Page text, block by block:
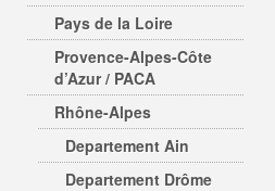
Pays de la Loire
Provence-Alpes-Côte
d’Azur / PACA
Rhône-Alpes
Departement Ain
Departement Drôme